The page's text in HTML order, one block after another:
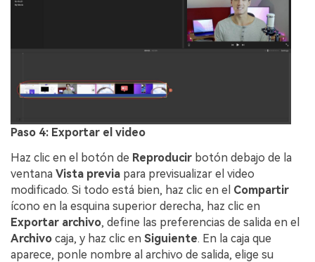
Paso 4: Exportar el video
Haz clic en el botón de Reproducir botón debajo de la
ventana Vista previa para previsualizar el video
modificado. Si todo está bien, haz clic en el Compartir
ícono en la esquina superior derecha, haz clic en
Exportar archivo, define las preferencias de salida en el
Archivo caja, y haz clic en Siguiente. En la caja que
aparece, ponle nombre al archivo de salida, elige su